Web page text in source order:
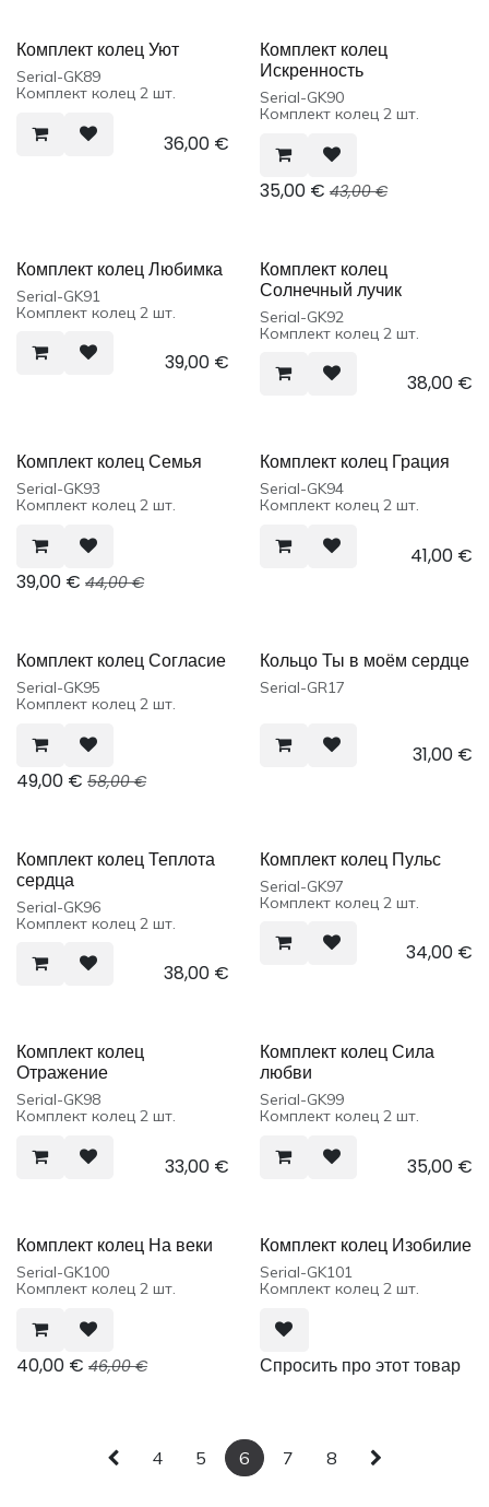
Комплект колец Уют
Serial-GK89
Комплект колец 2 шт.
36,00€
Комплект колец
Искренность
Serial-GK90
Комплект колец 2 шт.
35,00€ 43,00€
Комплект колец Любимка
Serial-GK91
Комплект колец 2 шт.
39,00€
Комплект колец
Солнечный лучик
Serial-GK92
Комплект колец 2 шт.
38,00€
Комплект колец Семья
Serial-GK93
Комплект колец 2 шт.
39,00 € 44,00€
Комплект колец Грация
Serial-GK94
Комплект колец 2 шт.
41,00€
Комплект колец Согласие
Serial-GK95
Комплект колец 2 шт.
49,00 € 58,00€
Кольцо Ты в моём сердце
Serial-GR17
31,00€
Комплект колец Теплота
сердца
Serial-GK96
Комплект колец 2 шт.
38,00€
Комплект колец Пульс
Serial-GK97
Комплект колец 2 шт.
34,00€
Комплект колец
Отражение
Serial-GK98
Комплект колец 2 шт.
33,00€
Комплект колец Сила
любви
Serial-GK99
Комплект колец 2 шт.
35,00€
Комплект колец На веки
Serial-GK100
Комплект колец 2 шт.
40,00 € 46,00€
Комплект колец Изобилие
Serial-GK101
Комплект колец 2 шт.
Спросить про этот товар
4 5 6 7 8